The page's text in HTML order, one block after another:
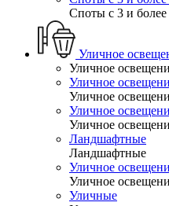
Споты с 3 и
Уличное
Уличное
Уличное
Уличное
Уличное
Уличное
Ландшафтные
Ландшафтные
Уличное
Уличное
Уличные